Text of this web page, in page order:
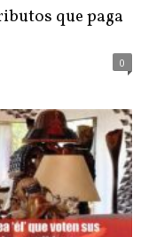
que paga
0